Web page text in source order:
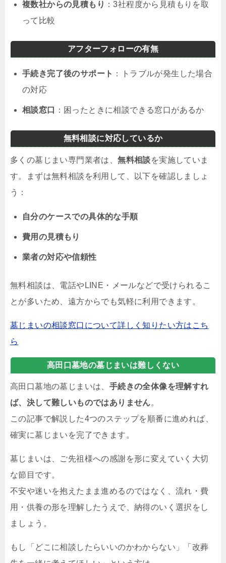
複数社からの見積もり ：3社程度から見積もりを取
って比較
アフターフォローの有無
手続き完了後のサポート ：トラブルが発生した場合
の対応
相談窓口 ：困ったときに相談できる窓口があるか
無料相談に対応しているか
多くの墓じまい専門業者は、無料相談を実施していま
す。まずは無料相談を利用して、以下を確認しましょ
う：
自分のケースでの具体的な手順
費用の見積もり
業者の対応や信頼性
無料相談は、電話やLINE・メールなどで受けられるこ
とが多いため、遠方からでも気軽に利用できます。
墓じまいの相談窓口について詳しく知りたい方はこち
ら
高田口墓地の墓じまいは難しくない
高田口墓地の墓じまいは、 手続きの全体像を理解すれ
ば、決して難しいものではありません。
この記事で解説した4つのステップを順番に進めれば、
確実に墓じまいを完了できます。
墓じまいは、ご先祖様への感謝を形に変えていく大切
な節目です。
不安や迷いを抱えたまま進めるのではなく、流れ・費
用・供養の形を理解したうえで、納得のいく選択をし
ましょう。
もし「どこに相談したらいいのかわからない」「改葬